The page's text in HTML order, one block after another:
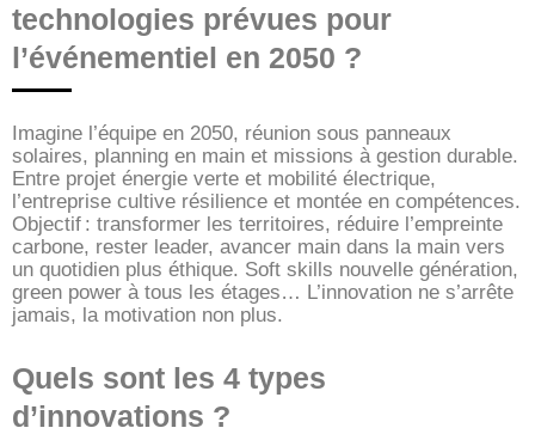
technologies prévues pour
l’événementiel en 2050 ?
Imagine l’équipe en 2050, réunion sous panneaux
solaires, planning en main et missions à gestion durable.
Entre projet énergie verte et mobilité électrique,
l’entreprise cultive résilience et montée en compétences.
Objectif : transformer les territoires, réduire l’empreinte
carbone, rester leader, avancer main dans la main vers
un quotidien plus éthique. Soft skills nouvelle génération,
green power à tous les étages… L’innovation ne s’arrête
jamais, la motivation non plus.
Quels sont les 4 types
d’innovations ?